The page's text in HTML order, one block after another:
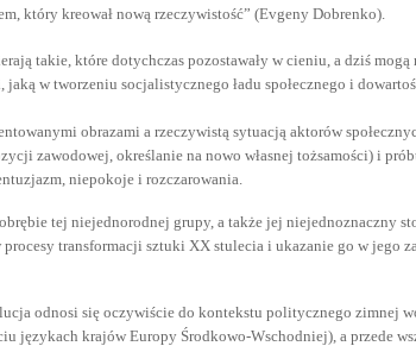
który kreował nową rzeczywistość” (Evgeny Dobrenko).
takie, które dotychczas pozostawały w cieniu, a dziś mogą
w tworzeniu socjalistycznego ładu społecznego i
obrazami a rzeczywistą sytuacją aktorów
zawodowej, określanie na nowo własnej tożsamości) i
niepokoje i rozczarowania.
tej niejednorodnej grupy, a także jej niejednoznaczny
transformacji sztuki XX stulecia i ukazanie go w jego
odnosi się oczywiście do kontekstu politycznego zimnej
językach krajów Europy Środkowo-Wschodniej), a przede